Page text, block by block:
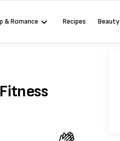
& Romance Recipes Beauty